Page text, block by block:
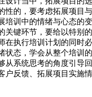
性的，要考虑拓展项目
培训中的情绪与心态的
关键环节，要给以特别
在执行培训计划的同时
状态，学会从整个培训
从系统思考的角度引导
户反馈、拓展项目实施